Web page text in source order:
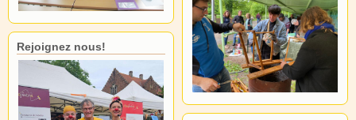
Rejoignez nous!